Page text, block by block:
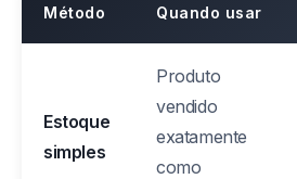
Método Quando usar
Estoque
simples
Produto
vendido
exatamente
como